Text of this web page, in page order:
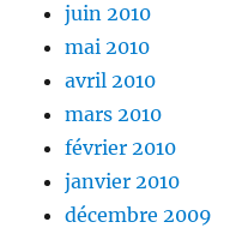
juin 2010
mai 2010
avril 2010
mars 2010
février 2010
janvier 2010
décembre 2009